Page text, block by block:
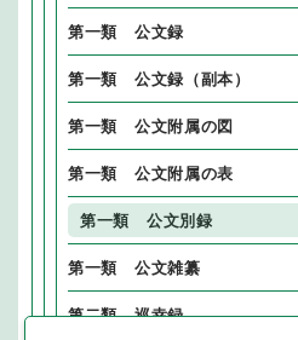
第一類 公文録
第一類 公文録（副本）
第一類 公文附属の図
第一類 公文附属の表
第一類 公文別録
第一類 公文雑纂
第二類 巡幸録